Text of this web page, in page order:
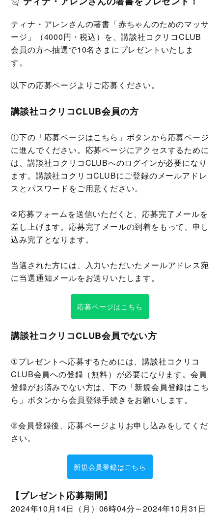
ティナ・アレンさんの著書「赤ちゃんのためのマッサ
ージ」（4000円・税込）を、講談社コクリコCLUB
会員の方へ抽選で10名さまにプレゼントいたしま
す。
以下の応募ページよりご応募ください。
講談社コクリコCLUB会員の方
①下の「応募ページはこちら」ボタンから応募ページ
に進んでください。応募ページにアクセスするために
は、講談社コクリコCLUBへのログインが必要になり
ます。講談社コクリコCLUBにご登録のメールアドレ
スとパスワードをご用意ください。
②応募フォームを送信いただくと、応募完了メールを
差し上げます。応募完了メールの到着をもって、申し
込み完了となります。
当選された方には、入力いただいたメールアドレス宛
に当選通知メールをお送りいたします。
応募ページはこちら
講談社コクリコCLUB会員でない方
①プレゼントへ応募するためには、講談社コクリコ
CLUB会員への登録（無料）が必要になります。会員
登録がお済みでない方は、下の「新規会員登録はこち
ら」ボタンから会員登録手続きをお願いします。
②会員登録後、応募ページよりお申し込みをしてくだ
さい。
新規会員登録はこちら
【プレゼント応募期間】
2024年10月14日（月）06時04分～2024年10月31日